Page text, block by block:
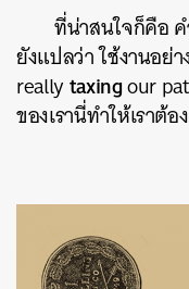
ที่น่าสนใจก็คือ ค
ยังแปลว่า ใช้งานอย่
reallytaxingour
ของเรานี่ทำให้เราต้